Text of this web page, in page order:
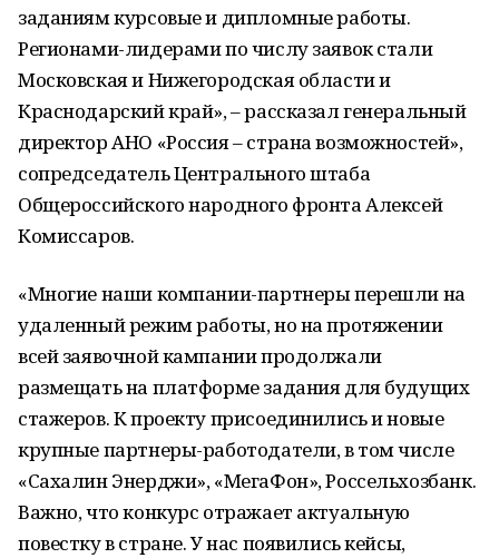
заданиям курсовые и дипломные работы.
Регионами-лидерами по числу заявок стали
Московская и Нижегородская области и
Краснодарский край», – рассказал генеральный
директор АНО «Россия – страна возможностей»,
сопредседатель Центрального штаба
Общероссийского народного фронта Алексей
Комиссаров.
«Многие наши компании-партнеры перешли на
удаленный режим работы, но на протяжении
всей заявочной кампании продолжали
размещать на платформе задания для будущих
стажеров. К проекту присоединились и новые
крупные партнеры-работодатели, в том числе
«Сахалин Энерджи», «МегаФон», Россельхозбанк.
Важно, что конкурс отражает актуальную
повестку в стране. У нас появились кейсы,